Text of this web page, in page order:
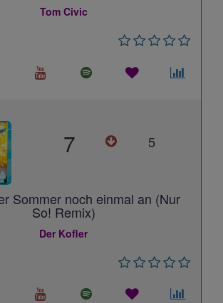
Tom Civic
7 5
Sommer noch einmal an (Nur
So! Remix)
Der Kofler